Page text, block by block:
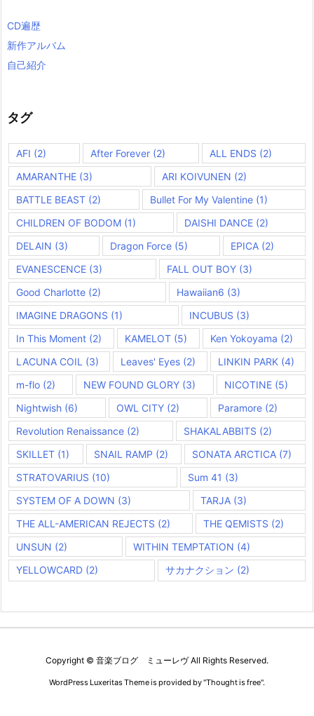
CD遍歴
新作アルバム
自己紹介
タグ
AFI (2) After Forever (2) ALL ENDS (2)
AMARANTHE (3) ARI KOIVUNEN (2)
BATTLE BEAST (2) Bullet For My Valentine(1)
CHILDREN OF BODOM (1) DAISHI DANCE(2)
DELAIN (3) Dragon Force (5) EPICA(2)
EVANESCENCE (3) FALL OUT BOY(3)
Good Charlotte (2) Hawaiian6 (3)
IMAGINE DRAGONS (1) INCUBUS (3)
In This Moment (2) KAMELOT (5) Ken Yokoyama (2)
LACUNA COIL (3) Leaves' Eyes (2) LINKIN PARK(4)
m-flo (2) NEW FOUND GLORY (3) NICOTINE(5)
Nightwish (6) OWL CITY (2) Paramore (2)
Revolution Renaissance (2) SHAKALABBITS (2)
SKILLET (1) SNAIL RAMP (2) SONATA ARCTICA (7)
STRATOVARIUS (10) Sum 41 (3)
SYSTEM OF A DOWN (3) TARJA (3)
THE ALL-AMERICAN REJECTS (2) THE QEMISTS (2)
UNSUN (2) WITHIN TEMPTATION (4)
YELLOWCARD (2) サカナクション (2)
Copyright © 音楽ブログ ミューレヴAll Rights Reserved.
WordPress Luxeritas Theme is provided by "Thought is free".